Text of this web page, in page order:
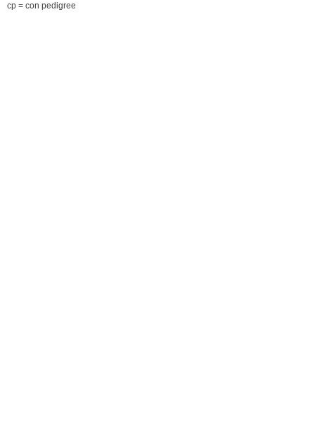
cp = con pedigree